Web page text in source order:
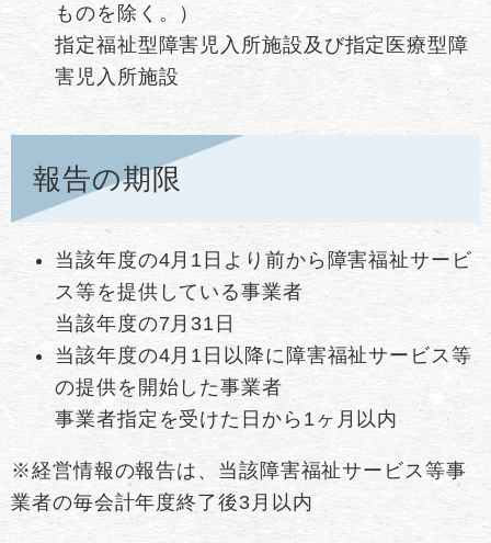
ものを除く。）
指定福祉型障害児入所施設及び指定医療型障
害児入所施設
報告の期限
当該年度の4月1日より前から障害福祉サービ
ス等を提供している事業者
当該年度の7月31日
当該年度の4月1日以降に障害福祉サービス等
の提供を開始した事業者
事業者指定を受けた日から1ヶ月以内
※経営情報の報告は、当該障害福祉サービス等事
業者の毎会計年度終了後3月以内